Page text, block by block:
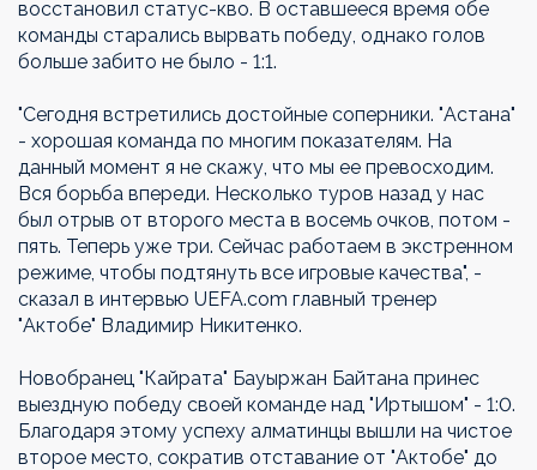
восстановил статус-кво. В оставшееся время обе
команды старались вырвать победу, однако голов
больше забито не было - 1:1.
"Сегодня встретились достойные соперники. "Астана"
- хорошая команда по многим показателям. На
данный момент я не скажу, что мы ее превосходим.
Вся борьба впереди. Несколько туров назад у нас
был отрыв от второго места в восемь очков, потом -
пять. Теперь уже три. Сейчас работаем в экстренном
режиме, чтобы подтянуть все игровые качества", -
сказал в интервью UEFA.com главный тренер
"Актобе" Владимир Никитенко.
Новобранец "Кайрата" Бауыржан Байтана принес
выездную победу своей команде над "Иртышом" - 1:0.
Благодаря этому успеху алматинцы вышли на чистое
второе место, сократив отставание от "Актобе" до